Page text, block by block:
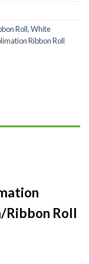
Roll,White
Ribbon Roll
Ribbon Roll